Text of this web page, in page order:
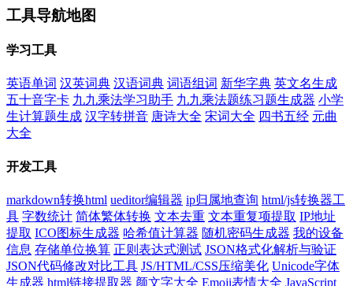
工具导航地图
学习工具
英语单词 汉英词典 汉语词典 词语组词 新华字典 英文名生成
五十音字卡 九九乘法学习助手 九九乘法题练习题生成器 小学
生计算题生成 汉字转拼音 唐诗大全 宋词大全 四书五经 元曲
大全
开发工具
markdown转换html ueditor编辑器 ip归属地查询 html/js转换器工
具 字数统计 简体繁体转换 文本去重 文本重复项提取 IP地址
提取 ICO图标生成器 哈希值计算器 随机密码生成器 我的设备
信息 存储单位换算 正则表达式测试 JSON格式化解析与验证
JSON代码修改对比工具 JS/HTML/CSS压缩美化 Unicode字体
生成器 html链接提取器 颜文字大全 Emoji表情大全 JavaScript